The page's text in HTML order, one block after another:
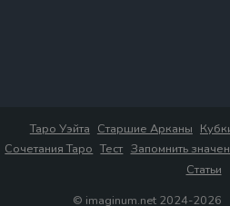
Таро Уэйта Старшие Арканы
Сочетания Таро Тест Запомнить
Статьи
© imaginum.net 2024-2026